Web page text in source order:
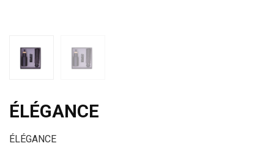
ÉLÉGANCE
ÉLÉGANCE